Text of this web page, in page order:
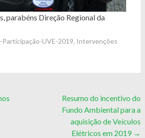
parabéns Direção Regional da
UVE-2019, Intervenções
Resumo do incentivo do
Fundo Ambiental para a
aquisição de Veículos
Elétricos em 2019 →